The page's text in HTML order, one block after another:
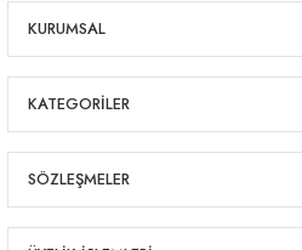
KURUMSAL
KATEGORİLER
SÖZLEŞMELER